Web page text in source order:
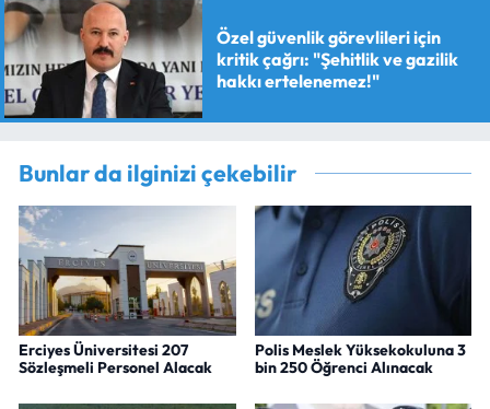
Özel güvenlik görevlileri için
kritik çağrı: "Şehitlik ve gazilik
hakkı ertelenemez!"
Bunlar da ilginizi çekebilir
Erciyes Üniversitesi 207
Sözleşmeli Personel Alacak
Polis Meslek Yüksekokuluna 3
bin 250 Öğrenci Alınacak